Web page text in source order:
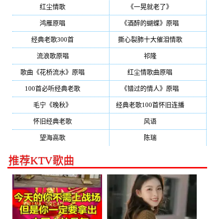
红尘情歌 《一晃就老了》
鸿雁原唱 《酒醉的蝴蝶》原唱
经典老歌300首 撕心裂肺十大催泪情歌(195)
流浪歌原唱 祁隆(188)
歌曲《花桥流水》原唱 红尘情歌曲原唱
100首必听经典老歌 《错过的情人》原唱
毛宁《晚秋》 经典老歌100首怀旧连播(134)
怀旧经典老歌 风语(132)
望海高歌 陈瑞(128)
推荐KTV歌曲